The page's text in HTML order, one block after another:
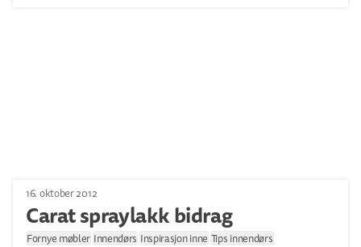
16. oktober 2012
Carat spraylakk bidrag
Fornye møbler Innendørs Inspirasjon inne Tips innendørs